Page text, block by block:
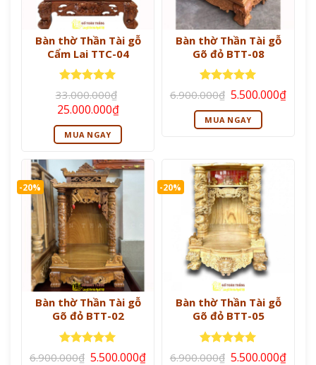
Bàn thờ Thần Tài gỗ
Cẩm Lai TTC-04
Được xếp
hạng55
sao
33.000.000₫
Giá
gốc
là:
33.000.000₫.
25.000.000₫Giá
hiện
tại
là:
MUA NGAY
Bàn thờ Thần Tài gỗ
Gõ đỏ BTT-08
Được xếp
hạng 55
sao
6.900.000₫ Giá
gốc
là:
6.900.000₫.
5.500.000₫Giá
MUA NGAY
-20%
Bàn thờ Thần Tài gỗ
Gõ đỏ BTT-02
Được xếp
6.900.000₫ Giá
5.500.000₫Giá
-20%
Bàn thờ Thần Tài gỗ
Gõ đỏ BTT-05
Được xếp
6.900.000₫ Giá
5.500.000₫Giá